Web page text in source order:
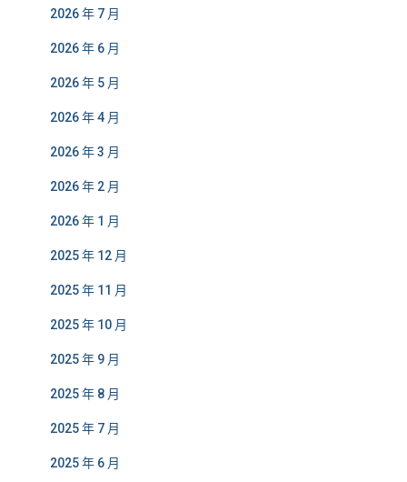
2026 年 7 月
2026 年 6 月
2026 年 5 月
2026 年 4 月
2026 年 3 月
2026 年 2 月
2026 年 1 月
2025 年 12 月
2025 年 11 月
2025 年 10 月
2025 年 9 月
2025 年 8 月
2025 年 7 月
2025 年 6 月